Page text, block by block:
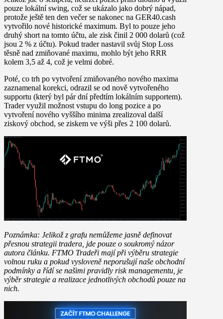
pouze lokální swing, což se ukázalo jako dobrý nápad,
protože ještě ten den večer se nakonec na GER40.cash
vytvořilo nové historické maximum. Byl to pouze jeho
druhý short na tomto účtu, ale zisk činil 2 000 dolarů (což
jsou 2 % z účtu). Pokud trader nastavil svůj Stop Loss
těsně nad zmiňované maximu, mohlo být jeho RRR
kolem 3,5 až 4, což je velmi dobré.
Poté, co trh po vytvoření zmiňovaného nového maxima
zaznamenal korekci, odrazil se od nově vytvořeného
supportu (který byl pár dní předtím lokálním supportem).
Trader využil možnost vstupu do long pozice a po
vytvoření nového vyššího minima zrealizoval další
ziskový obchod, se ziskem ve výši přes 2 100 dolarů.
Poznámka: Jelikož z grafu nemůžeme jasně definovat
přesnou strategii tradera, jde pouze o soukromý názor
autora článku. FTMO Tradeři mají při výběru strategie
volnou ruku a pokud vysloveně neporušují naše obchodní
podmínky a řídí se našimi pravidly risk managementu, je
výběr strategie a realizace jednotlivých obchodů pouze na
nich.